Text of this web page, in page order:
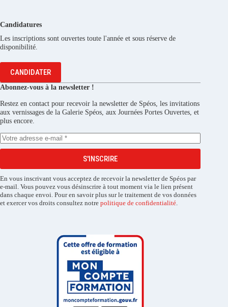
Candidatures
Les inscriptions sont ouvertes toute l'année et sous réserve de
disponibilité.
CANDIDATER
Abonnez-vous à la newsletter !
Restez en contact pour recevoir la newsletter de Spéos, les invitations
aux vernissages de la Galerie Spéos, aux Journées Portes Ouvertes, et
plus encore.
S'INSCRIRE
En vous inscrivant vous acceptez de recevoir la newsletter de Spéos par
e-mail. Vous pouvez vous désinscrire à tout moment via le lien présent
dans chaque envoi. Pour en savoir plus sur le traitement de vos données
et exercer vos droits consultez notre politique de confidentialité.